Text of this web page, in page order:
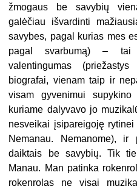
žmogaus be savybių
galėčiau išvardinti
savybes, pagal kurias mes
pagal svarbumą) – tai
valentingumas
biografai, vienam taip ir
visam gyvenimui supykino
kuriame dalyvavo jo
nesveikai įsipareigoję
Nemanau. Nemanome),
daiktais be savybių. Tik
Manau. Man patinka
rokenrolas ne visai